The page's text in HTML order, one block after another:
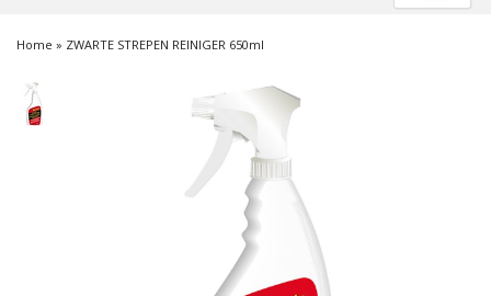
Home » ZWARTE STREPEN REINIGER 650ml